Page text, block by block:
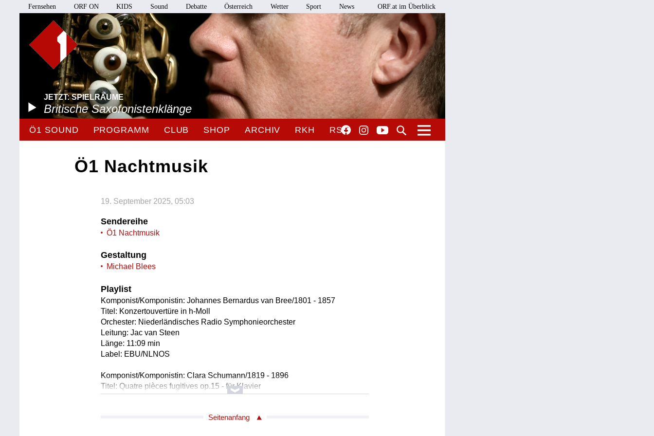
Fernsehen ORF ON KIDS Sound Debatte Österreich Wetter Sport News ORF.at im Überblick
JETZT: SPIELRÄUME
Britische Saxofonistenklänge
Ö1 SOUND PROGRAMM CLUB SHOP ARCHIV RKH RSO
Ö1 Nachtmusik
19. September 2025, 05:03
Sendereihe
Ö1 Nachtmusik
Gestaltung
Michael Blees
Playlist
Komponist/Komponistin: Johannes Bernardus van Bree/1801 - 1857
Titel: Konzertouvertüre in h-Moll
Orchester: Niederländisches Radio Symphonieorchester
Leitung: Jac van Steen
Länge: 11:09 min
Label: EBU/NLNOS
Komponist/Komponistin: Clara Schumann/1819 - 1896
Titel: Quatre pièces fugitives op.15 - für Klavier
Solist/Solistin: Diana Keller /Klavier
Seitenanfang